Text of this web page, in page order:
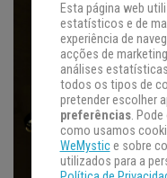
Esta página web
estatísticos e de
experiência de
acções de
análises
todos os tipos de
pretender escolher
preferências.
como usamos
WeMystice sobre
utilizados para a